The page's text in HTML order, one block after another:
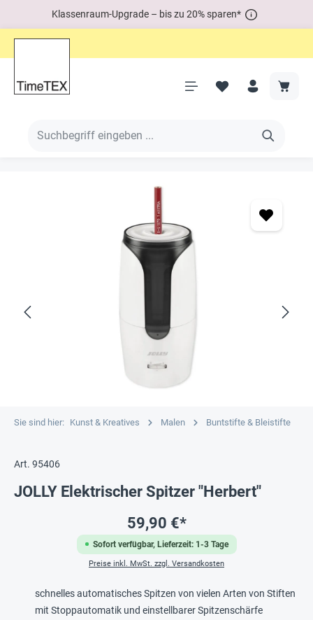
Klassenraum-Upgrade – bis zu 20% sparen*
Sie sind hier: Kunst & Kreatives Malen Buntstifte & Bleistifte
Art. 95406
JOLLY Elektrischer Spitzer "Herbert"
Sofort verfügbar, Lieferzeit: 1-3 Tage
59,90 €*
Preise inkl. MwSt. zzgl. Versandkosten
schnelles automatisches Spitzen von vielen Arten von Stiften
mit Stoppautomatik und einstellbarer Spitzenschärfe